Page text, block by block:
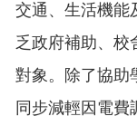
交通、生活機能
乏政府補助、校
對象。除了協助
同步減輕因電費